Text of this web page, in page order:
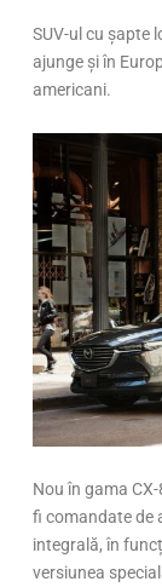
SUV-ul cu șapte
ajunge și în
americani.
Nou în gama
fi comandate de
integrală, în
versiunea